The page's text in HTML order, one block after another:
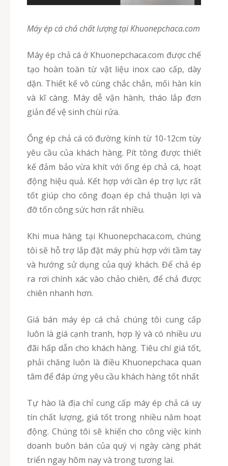
Máy ép cá chả chất lượng tại Khuonepchaca.com
Máy ép chả cá ở Khuonepchaca.com được chế
tạo hoàn toàn từ vật liệu inox cao cấp, dày
dặn. Thiết kế vô cùng chắc chắn, mối hàn kín
và kĩ càng. Máy dễ vận hành, tháo lắp đơn
giản để vệ sinh chùi rửa.
Ống ép chả cá có đường kính từ 10-12cm tùy
yêu cầu của khách hàng. Pít tông được thiết
kế đảm bảo vừa khít với ống ép chả cá, hoạt
động hiệu quả. Kết hợp với cần ép trợ lực rất
tốt giúp cho công đoạn ép chả thuận lợi và
đỡ tốn công sức hơn rất nhiều.
Khi mua hàng tại Khuonepchaca.com, chúng
tôi sẽ hỗ trợ lắp đặt máy phù hợp với tầm tay
và hướng sử dụng của quý khách. Để chả ép
ra rơi chính xác vào chảo chiên, để chả được
chiên nhanh hơn.
Giá bán máy ép cá chả chúng tôi cung cấp
luôn là giá cạnh tranh, hợp lý và có nhiều ưu
đãi hấp dẫn cho khách hàng. Tiêu chí giá tốt,
phải chăng luôn là điều Khuonepchaca quan
tâm để đáp ứng yêu cầu khách hàng tốt nhất
Tự hào là địa chỉ cung cấp máy ép chả cá uy
tín chất lượng, giá tốt trong nhiều năm hoạt
động. Chúng tôi sẽ khiến cho công việc kinh
doanh buôn bán của quý vị ngày càng phát
triển ngay hôm nay và trong tương lai.